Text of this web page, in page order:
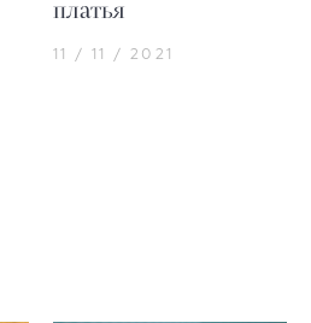
платья
11 / 11 / 2021